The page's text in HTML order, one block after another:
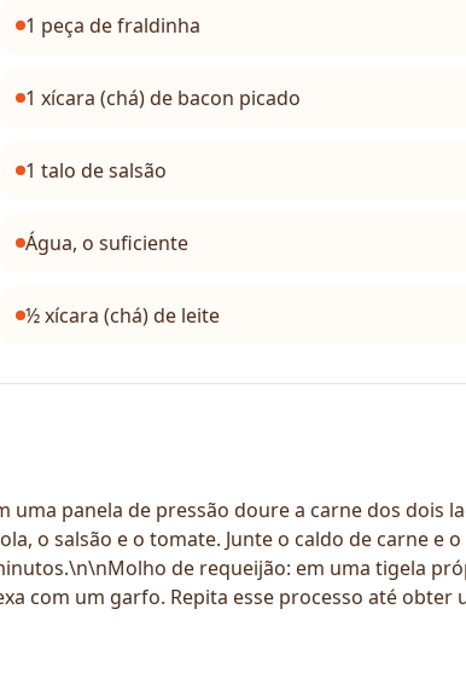
1 peça de fraldinha
1 xícara (chá) de bacon picado
1 talo de salsão
Água, o suficiente
½ xícara (chá) de leite
panela de pressão doure a carne dos dois
o salsão e o tomate. Junte o caldo de carne e
de requeijão: em uma tigela
com um garfo. Repita esse processo até